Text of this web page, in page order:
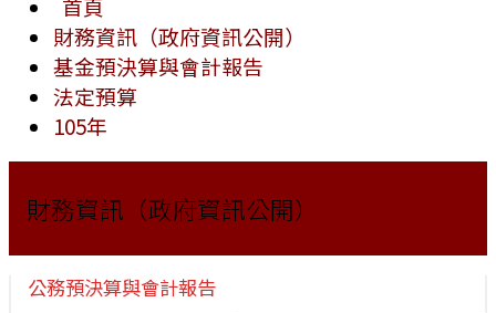
首頁
財務資訊（政府資訊公開）
基金預決算與會計報告
法定預算
105年
財務資訊（政府資訊公開）
公務預決算與會計報告